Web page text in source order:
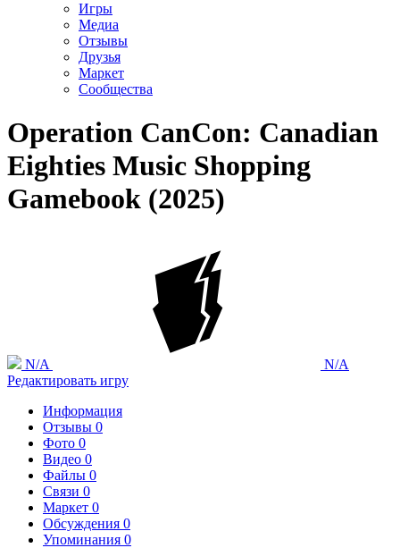
Игры
Медиа
Отзывы
Друзья
Маркет
Сообщества
Operation CanCon: Canadian
Eighties Music Shopping
Gamebook (2025)
N/A
N/A
Редактировать игру
Информация
Отзывы 0
Фото 0
Видео 0
Файлы 0
Связи 0
Маркет 0
Обсуждения 0
Упоминания 0